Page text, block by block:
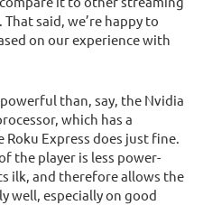
said, we’re happy to
on our experience with
than, say, the Nvidia
which has a
Roku Express does just fine.
the player is less power-
ilk, and therefore allows the
well, especially on good